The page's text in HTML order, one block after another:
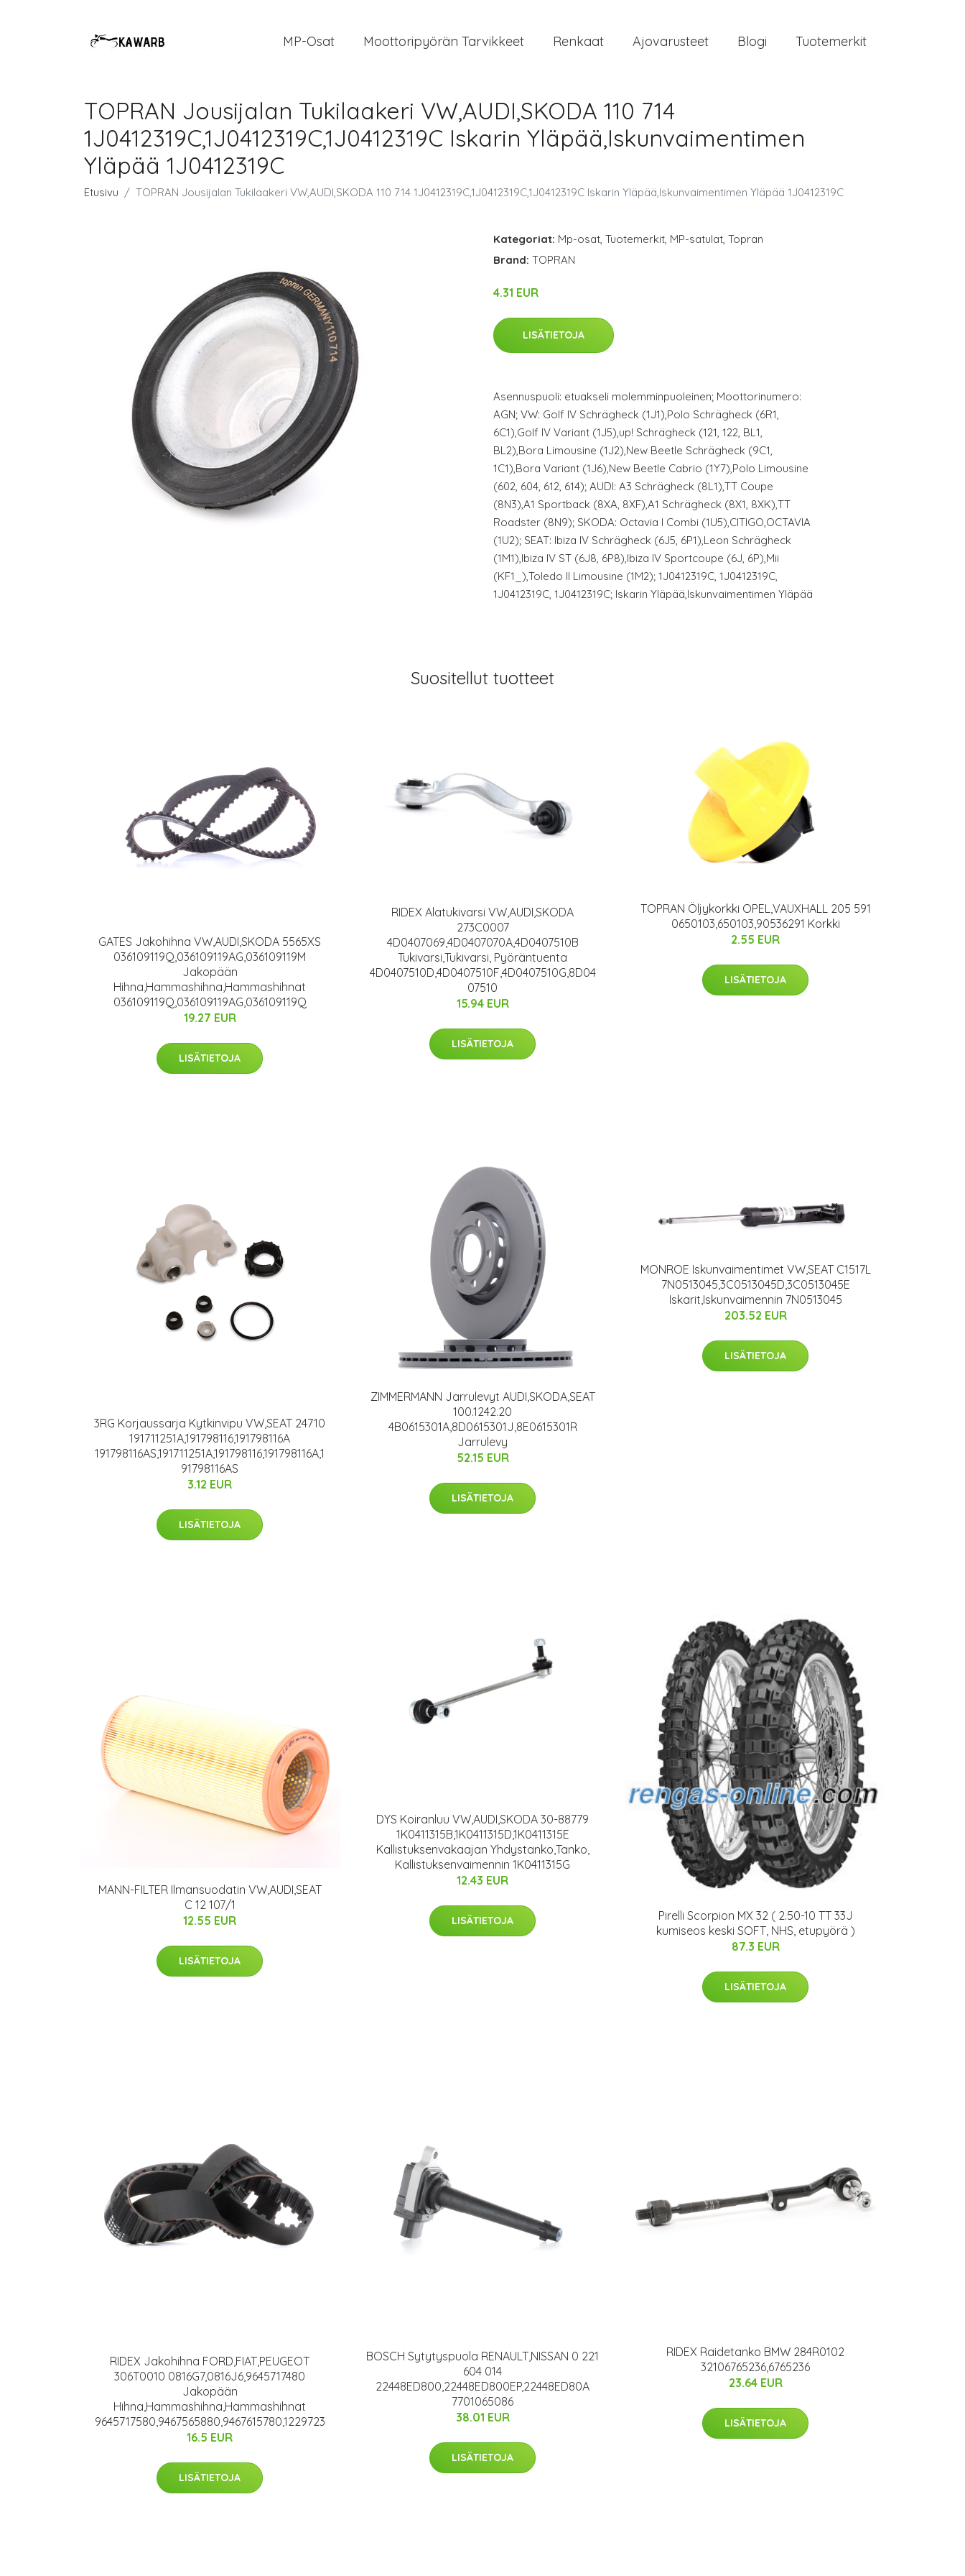
MP-Osat Moottoripyörän Tarvikkeet Renkaat Ajovarusteet Blogi Tuotemerkit
TOPRAN Jousijalan Tukilaakeri VW,AUDI,SKODA 110 714
1J0412319C,1J0412319C,1J0412319C Iskarin Yläpää,Iskunvaimentimen
Yläpää 1J0412319C
Etusivu TOPRAN Jousijalan Tukilaakeri VW,AUDI,SKODA 110 714 1J0412319C,1J0412319C,1J0412319C Iskarin Yläpää,Iskunvaimentimen Yläpää 1J0412319C
Kategoriat: Mp-osat, Tuotemerkit, MP-satulat, Topran
Brand: TOPRAN
4.31 EUR
LISÄTIETOJA
Asennuspuoli: etuakseli molemminpuoleinen; Moottorinumero:
AGN; VW: Golf IV Schrägheck (1J1),Polo Schrägheck (6R1,
6C1),Golf IV Variant (1J5),up! Schrägheck (121, 122, BL1,
BL2),Bora Limousine (1J2),New Beetle Schrägheck (9C1,
1C1),Bora Variant (1J6),New Beetle Cabrio (1Y7),Polo Limousine
(602, 604, 612, 614); AUDI: A3 Schrägheck (8L1),TT Coupe
(8N3),A1 Sportback (8XA, 8XF),A1 Schrägheck (8X1, 8XK),TT
Roadster (8N9); SKODA: Octavia I Combi (1U5),CITIGO,OCTAVIA
(1U2); SEAT: Ibiza IV Schrägheck (6J5, 6P1),Leon Schrägheck
(1M1),Ibiza IV ST (6J8, 6P8),Ibiza IV Sportcoupe (6J, 6P),Mii
(KF1_),Toledo II Limousine (1M2); 1J0412319C, 1J0412319C,
1J0412319C, 1J0412319C; Iskarin Yläpää,Iskunvaimentimen Yläpää
Suositellut tuotteet
GATES Jakohihna VW,AUDI,SKODA 5565XS
036109119Q,036109119AG,036109119M
Jakopään
Hihna,Hammashihna,Hammashihnat
036109119Q,036109119AG,036109119Q
19.27 EUR
LISÄTIETOJA
RIDEX Alatukivarsi VW,AUDI,SKODA
273C0007
4D0407069,4D0407070A,4D0407510B
Tukivarsi,Tukivarsi, Pyöräntuenta
4D0407510D,4D0407510F,4D0407510G,8D04
07510
15.94 EUR
LISÄTIETOJA
TOPRAN Öljykorkki OPEL,VAUXHALL 205 591
0650103,650103,90536291 Korkki
2.55 EUR
LISÄTIETOJA
3RG Korjaussarja Kytkinvipu VW,SEAT 24710
191711251A,191798116,191798116A
191798116AS,191711251A,191798116,191798116A,1
91798116AS
3.12 EUR
LISÄTIETOJA
ZIMMERMANN Jarrulevyt AUDI,SKODA,SEAT
100.1242.20
4B0615301A,8D0615301J,8E0615301R
Jarrulevy
52.15 EUR
LISÄTIETOJA
MONROE Iskunvaimentimet VW,SEAT C1517L
7N0513045,3C0513045D,3C0513045E
Iskarit,Iskunvaimennin 7N0513045
203.52 EUR
LISÄTIETOJA
MANN-FILTER Ilmansuodatin VW,AUDI,SEAT
C 12 107/1
12.55 EUR
LISÄTIETOJA
DYS Koiranluu VW,AUDI,SKODA 30-88779
1K0411315B,1K0411315D,1K0411315E
Kallistuksenvakaajan Yhdystanko,Tanko,
Kallistuksenvaimennin 1K0411315G
12.43 EUR
LISÄTIETOJA
Pirelli Scorpion MX 32 ( 2.50-10 TT 33J
kumiseos keski SOFT, NHS, etupyörä )
87.3 EUR
LISÄTIETOJA
RIDEX Jakohihna FORD,FIAT,PEUGEOT
306T0010 0816G7,0816J6,9645717480
Jakopään
Hihna,Hammashihna,Hammashihnat
9645717580,9467565880,9467615780,1229723
16.5 EUR
LISÄTIETOJA
BOSCH Sytytyspuola RENAULT,NISSAN 0 221
604 014
22448ED800,22448ED800EP,22448ED80A
7701065086
38.01 EUR
LISÄTIETOJA
RIDEX Raidetanko BMW 284R0102
32106765236,6765236
23.64 EUR
LISÄTIETOJA